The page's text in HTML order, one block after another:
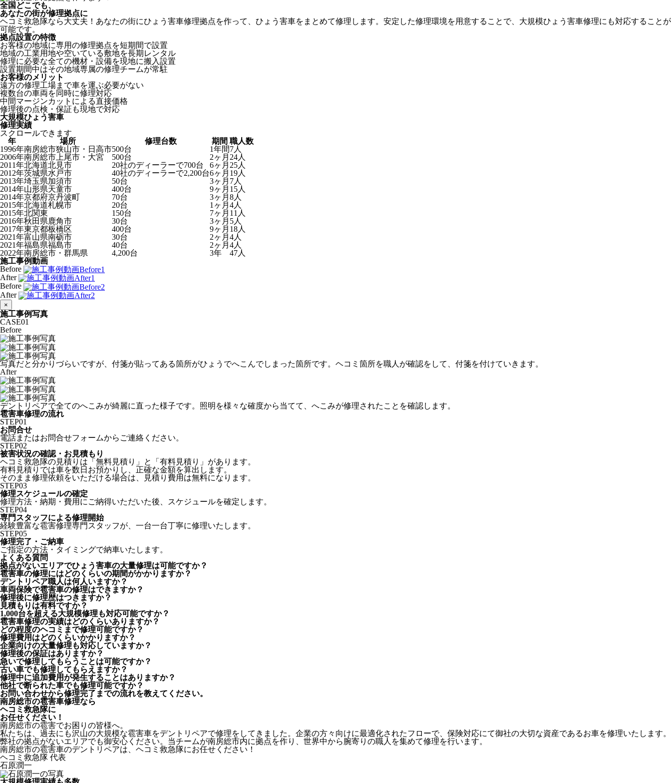
全国どこでも、
あなたの街が修理拠点に
ヘコミ救急隊なら大丈夫！あなたの街にひょう害車修理拠点を作って、ひょう害車をまとめて修理します。安定した修理環境を用意することで、大規模ひょう害車修理にも対応することが
可能です。
拠点設置の特徴
お客様の地域に専用の修理拠点を短期間で設置
地域の工業用地や空いている敷地を長期レンタル
修理に必要な全ての機材・設備を現地に搬入設置
設置期間中はその地域専属の修理チームが常駐
お客様のメリット
遠方の修理工場まで車を運ぶ必要がない
複数台の車両を同時に修理対応
中間マージンカットによる直接価格
修理後の点検・保証も現地で対応
大規模ひょう害車
修理実績
スクロールできます
年
場所 修理台数 期間 職人数
1996年南房総市狭山市・日高市500台 1年間7人
2006年南房総市上尾市・大宮 500台 2ヶ月 24人
2011年北海道北見市 20社のディーラーで700台 6ヶ月 25人
2012年茨城県水戸市 40社のディーラーで2,200台6ヶ月 19人
2013年埼玉県加須市 50台 3ヶ月 7人
2014年山形県天童市 400台 9ヶ月 15人
2014年京都府京丹波町 70台 3ヶ月 8人
2015年北海道札幌市 20台 1ヶ月 4人
2015年北関東 150台 7ヶ月 11人
2016年秋田県鹿角市 30台 3ヶ月 5人
2017年東京都板橋区 400台 9ヶ月 18人
2021年富山県南砺市 30台 2ヶ月 4人
2021年福島県福島市 40台 2ヶ月 4人
2022年南房総市・群馬県 4,200台 3年
47人
施工事例動画
Before
After
Before
After
×
施工事例写真
CASE01
Before
写真だと分かりづらいですが、付箋が貼ってある箇所がひょうでへこんでしまった箇所です。ヘコミ箇所を職人が確認をして、付箋を付けていきます。
After
デントリペアで全てのへこみが綺麗に直った様子です。照明を様々な確度から当てて、へこみが修理されたことを確認します。
雹害車修理の流れ
STEP01
お問合せ
電話またはお問合せフォームからご連絡ください。
STEP02
被害状況の確認・お見積もり
ヘコミ救急隊の見積りは「無料見積り」と「有料見積り」があります。
有料見積りでは車を数日お預かりし、正確な金額を算出します。
そのまま修理依頼をいただける場合は、見積り費用は無料になります。
STEP03
修理スケジュールの確定
修理方法・納期・費用にご納得いただいた後、スケジュールを確定します。
STEP04
専門スタッフによる修理開始
経験豊富な雹害修理専門スタッフが、一台一台丁寧に修理いたします。
STEP05
修理完了・ご納車
ご指定の方法・タイミングで納車いたします。
よくある質問
拠点がないエリアでひょう害車の大量修理は可能ですか？
雹害車の修理にはどのくらいの期間がかかりますか？
デントリペア職人は何人いますか？
車両保険で雹害車の修理はできますか？
修理後に修理歴はつきますか？
見積もりは有料ですか？
1,000台を超える大規模修理も対応可能ですか？
雹害車修理の実績はどのくらいありますか？
どの程度のヘコミまで修理可能ですか？
修理費用はどのくらいかかりますか？
企業向けの大量修理も対応していますか？
修理後の保証はありますか？
急いで修理してもらうことは可能ですか？
古い車でも修理してもらえますか？
修理中に追加費用が発生することはありますか？
他社で断られた車でも修理可能ですか？
お問い合わせから修理完了までの流れを教えてください。
南房総市の雹害車修理なら
ヘコミ救急隊に
お任せください！
南房総市の雹害でお困りの皆様へ。
私たちは、過去にも沢山の大規模な雹害車をデントリペアで修理をしてきました。企業の方々向けに最適化されたフローで、保険対応にて御社の大切な資産であるお車を修理いたします。
弊社の拠点がないエリアでも御安心ください。当チームが南房総市内に拠点を作り、世界中から腕寄りの職人を集めて修理を行います。
南房総市の雹害車のデントリペアは、ヘコミ救急隊にお任せください！
ヘコミ救急隊 代表
石原潤一